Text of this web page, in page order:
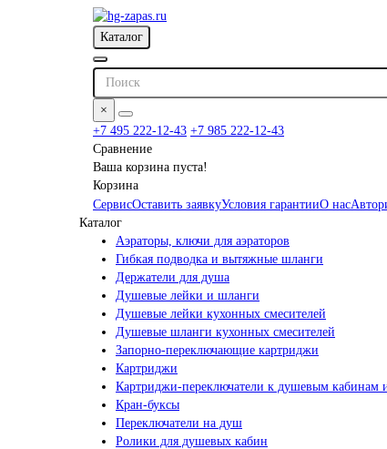
Каталог
×
+7 495 222-12-43 +7 985 222-12-43
Сравнение
Ваша корзина пуста!
Корзина
СервисОставить заявкуУсловия гарантииО нас
Каталог
Аэраторы, ключи для аэраторов
Гибкая подводка и вытяжные шланги
Держатели для душа
Душевые лейки и шланги
Душевые лейки кухонных смесителей
Душевые шланги кухонных смесителей
Запорно-переключающие картриджи
Картриджи
Картриджи-переключатели к душевым кабинам
Кран-буксы
Переключатели на душ
Ролики для душевых кабин